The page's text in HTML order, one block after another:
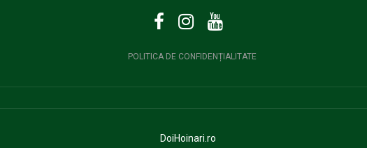
POLITICA DE CONFIDENȚIALITATE
DoiHoinari.ro